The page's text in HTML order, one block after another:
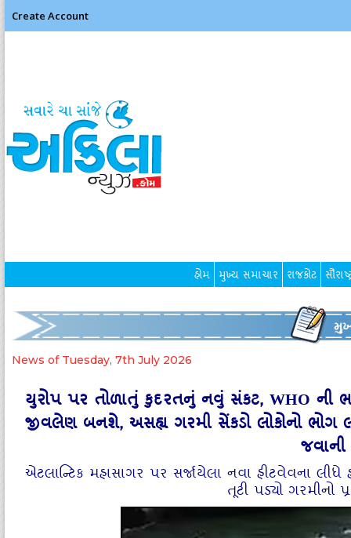
Create Account
હોમ મુખ્ય સમાચાર રાજકોટ
News of Tuesday, 7th July 2026
યુરોપ પર તોળાતું કુદરતનું નવું સંકટ, WHO
જીવલેણ બનશે, અસહ્ય ગરમી સેંકડો લોકોનો ભોગ
એટલાન્ટિક મહાસાગર પર સર્જાયેલા નવા હીટવેવના લીધે
તૂટી પડ્યો ગરમીનો